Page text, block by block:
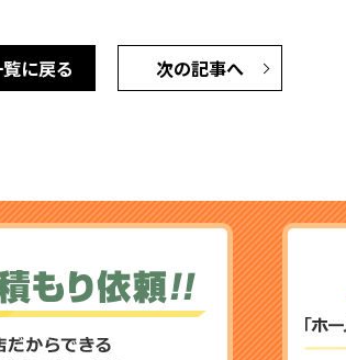
次の記事へ
に戻る